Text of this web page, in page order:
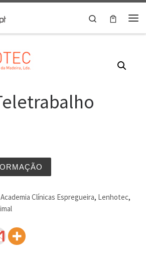
Search
Academia Clínicas Espregueira, Lenhotec,